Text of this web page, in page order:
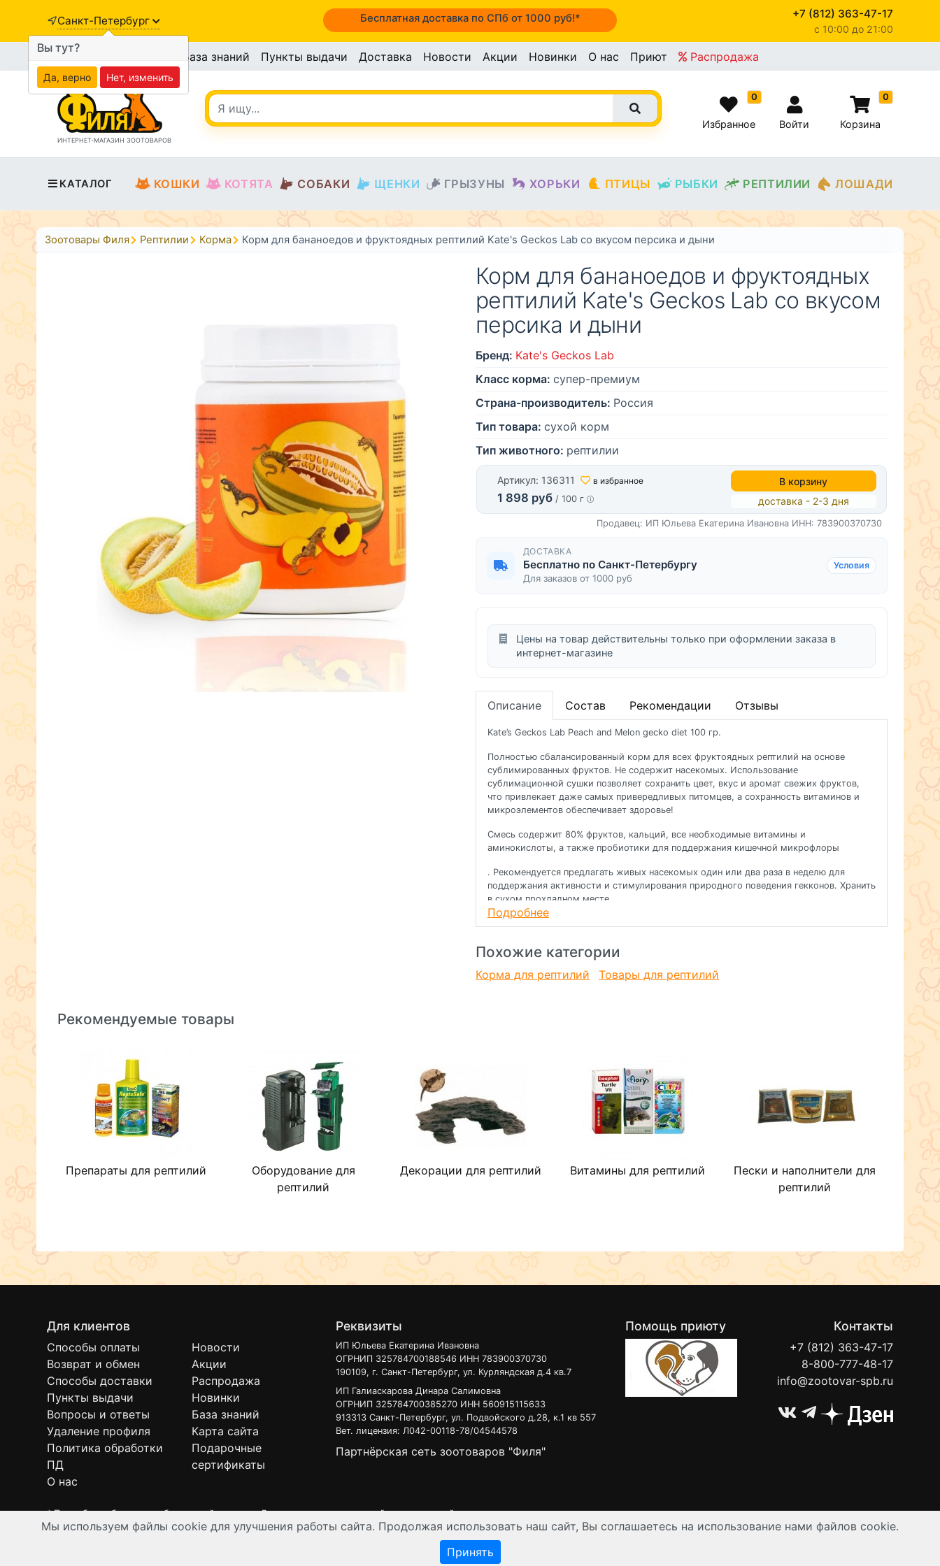
Санкт-Петербург Бесплатная доставка по СПб от 1000 руб!* +7 (812) 363-47-17
c 10:00 до 21:00
База знаний Пункты выдачи Доставка Новости Акции Новинки О нас Приют Распродажа
ИНТЕРНЕТ-МАГАЗИН ЗООТОВАРОВ
0
Избранное Войти
0
Корзина
КАТАЛОГ КОШКИ КОТЯТА СОБАКИ ЩЕНКИ ГРЫЗУНЫ ХОРЬКИ ПТИЦЫ РЫБКИ РЕПТИЛИИ ЛОШАДИ
Зоотовары Филя Рептилии Корма Корм для бананоедов и фруктоядных рептилий Kate's Geckos Lab со вкусом персика и дыни
Корм для бананоедов и фруктоядных
рептилий Kate's Geckos Lab со вкусом
персика и дыни
Бренд: Kate's Geckos Lab
Класс корма: супер-премиум
Страна-производитель: Россия
Тип товара: сухой корм
Тип животного: рептилии
Артикул: 136311 в избранное
1 898 руб / 100 г
В корзину
доставка - 2-3 дня
Продавец: ИП Юльева Екатерина Ивановна ИНН: 783900370730
ДОСТАВКА
Бесплатно по Санкт-Петербургу
Для заказов от 1000 руб
Условия
Цены на товар действительны только при оформлении заказа в
интернет-магазине
Описание Состав Рекомендации Отзывы
Kate’s Geckos Lab Peach and Melon gecko diet 100 гр.
Полностью сбалансированный корм для всех фруктоядных рептилий на основе
сублимированных фруктов. Не содержит насекомых. Использование
сублимационной сушки позволяет сохранить цвет, вкус и аромат свежих фруктов,
что привлекает даже самых привередливых питомцев, а сохранность витаминов и
микроэлементов обеспечивает здоровье!
Смесь содержит 80% фруктов, кальций, все необходимые витамины и
аминокислоты, а также пробиотики для поддержания кишечной микрофлоры
. Рекомендуется предлагать живых насекомых один или два раза в неделю для
поддержания активности и стимулирования природного поведения гекконов. Хранить
в сухом прохладном месте.
Подробнее
Похожие категории
Корма для рептилий Товары для рептилий
Рекомендуемые товары
Препараты для рептилий
Оборудование для
рептилий
Декорации для рептилий Витамины для рептилий
Пески и наполнители для
рептилий
Для клиентов
Способы оплаты
Возврат и обмен
Способы доставки
Пункты выдачи
Вопросы и ответы
Удаление профиля
Политика обработки
ПД
О нас
Новости
Акции
Распродажа
Новинки
База знаний
Карта сайта
Подарочные
сертификаты
Реквизиты
ИП Юльева Екатерина Ивановна
ОГРНИП 325784700188546 ИНН 783900370730
190109, г. Санкт-Петербург, ул. Курляндская д.4 кв.7
ИП Галиаскарова Динара Салимовна
ОГРНИП 325784700385270 ИНН 560915115633
913313 Санкт-Петербург, ул. Подвойского д.28, к.1 кв 557
Вет. лицензия: Л042-00118-78/04544578
Партнёрская сеть зоотоваров "Филя"
Помощь приюту Контакты
+7 (812) 363-47-17
8-800-777-48-17
info@zootovar-spb.ru
* Подробнее об условиях бесплатной доставки Вы можете узнать на нашейинтерактивной карте.
Интернет-зоомагазин "Филя". Контент на сайте предназначен для лиц старше 16 лет. Все данные представленные на сайте регулируются публичной офертой.
Мы используем файлы cookie для улучшения работы сайта. Продолжая использовать наш сайт, Вы соглашаетесь на использование нами файлов cookie.
Принять
Вы тут?
Да, верно Нет, изменить